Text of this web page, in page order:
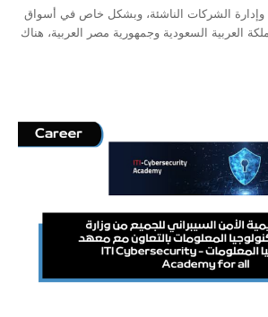
وإدارة الشركات الناشئة، وبشكل خاص في أسواق
العربية السعودية وجمهورية مصر العربية، هناك